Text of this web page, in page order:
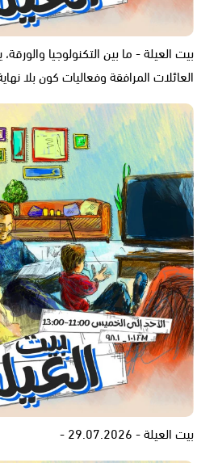
بيت العيلة - ما بين التكنولوجيا
العائلات المرافقة وفعاليات كون بلا نهاية -
بيت العيلة - 29.07.2026 -